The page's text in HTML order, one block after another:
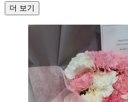
더 보기